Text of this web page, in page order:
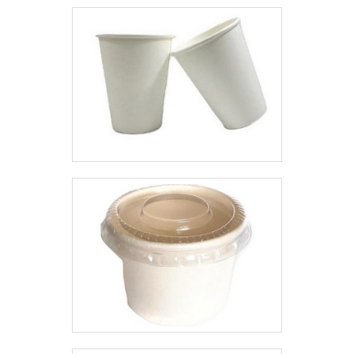
iso9001 e cif (embalagens para
contato com alimentos junto à
vigilância sanitária).A MELHOR
EMPRESA NO
SEGMENTOApenas na Macpet
existe variedade e qualidade
encontrar itens variados com
tecnologia de ponta, como
frascos e potes.É comprometida
com os serviços e responsável,
qualificações possíveis pelo fato
de a empresa possuir escritório
de alta qualidade onde são
realizadas as atividades e as
melhores matérias-primas, com
é válido destacar que o modelo
ainda é biodegradável, o que o
torna eco-friendly, um grande
diferencial na atualidade. Devido
a eficiência de armazenagem, o
balde não é destinado apenas
armazenar outros produtos, o
que o torna um grande aliado
para fast foods, restaurantes,
lanchonetes, buffet, escritórios,
empresas, hospitais, eventos
corporativos, casas noturnas,
baladas, entre outros locais.
Ademais, o modelo apresenta:
Alta eficiência de armazenagem;